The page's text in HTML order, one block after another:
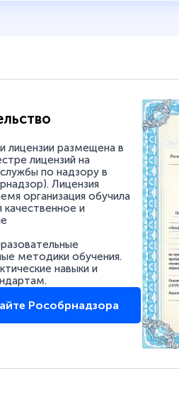
лицензии размещена в
лицензий на
по надзору в
Лицензия
организация обучила
качественное и
методики обучения.
навыки и
Рособрнадзора